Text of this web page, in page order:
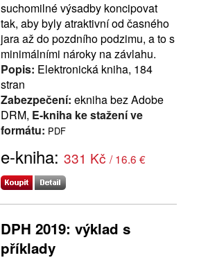
suchomilné výsadby koncipovat
tak, aby byly atraktivní od časného
jara až do pozdního podzimu, a to s
minimálními nároky na závlahu.
Popis: Elektronická kniha, 184
stran
Zabezpečení: ekniha bez Adobe
DRM, E-kniha ke stažení ve
formátu: PDF
e-kniha: 331 Kč / 16.6 €
DPH 2019: výklad s
příklady